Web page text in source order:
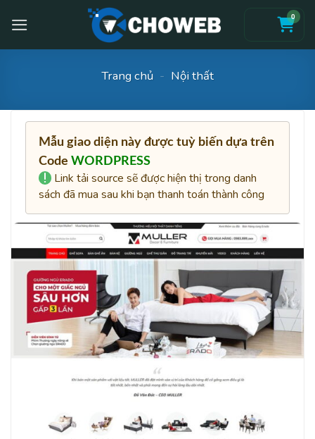
0
Trang chủ - Nội thất
Mẫu giao diện này được tuỳ biến dựa trên
CodeWORDPRESS
Link tải source sẽ được hiện thị trong danh
sách đã mua sau khi bạn thanh toán thành công